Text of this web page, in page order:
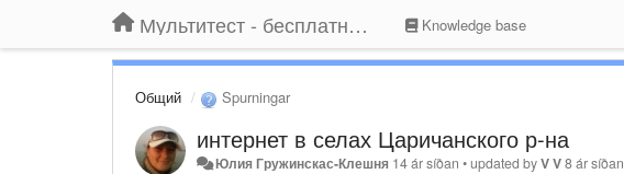
Мультитест - бесплатный подбор провайдера по адресу Knowledge base
Общий Spurningar
интернет в селах Царичанского р-на
Юлия Гружинскас-Клешня 14 ár síðan •updated byV V8 ár síðan